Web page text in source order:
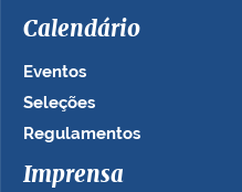
Calendário
Eventos
Seleções
Regulamentos
Imprensa